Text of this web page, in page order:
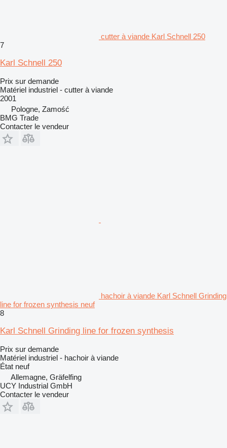
cutter à viande Karl Schnell 250
7
Karl Schnell 250
Prix sur demande
Matériel industriel - cutter à viande
2001
Pologne, Zamość
BMG Trade
Contacter le vendeur
hachoir à viande Karl Schnell Grinding
line for frozen synthesis neuf
8
Karl Schnell Grinding line for frozen synthesis
Prix sur demande
Matériel industriel - hachoir à viande
État neuf
Allemagne, Gräfelfing
UCY Industrial GmbH
Contacter le vendeur